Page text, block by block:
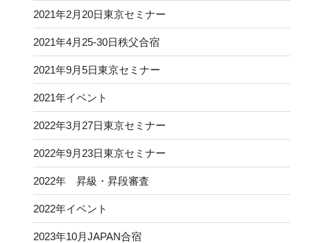
2021年2月20日東京セミナー
2021年4月25-30日秩父合宿
2021年9月5日東京セミナー
2021年イベント
2022年3月27日東京セミナー
2022年9月23日東京セミナー
2022年 昇級・昇段審査
2022年イベント
2023年10月JAPAN合宿